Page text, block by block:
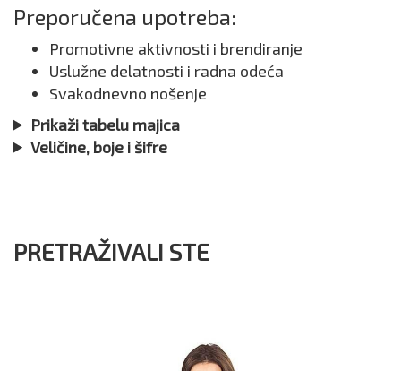
Preporučena upotreba:
Promotivne aktivnosti i brendiranje
Uslužne delatnosti i radna odeća
Svakodnevno nošenje
Prikaži tabelu majica
Veličine, boje i šifre
PRETRAŽIVALI STE